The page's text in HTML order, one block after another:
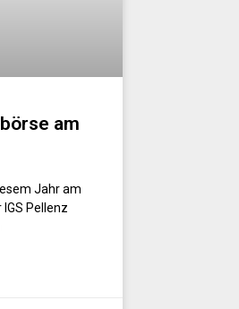
am
Jahr am
Pellenz